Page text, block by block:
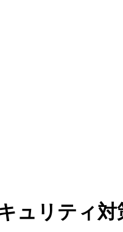
ュリティ